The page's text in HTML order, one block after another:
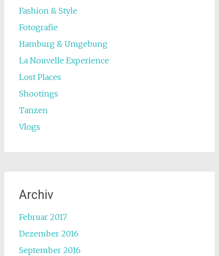
Fashion & Style
Fotografie
Hamburg & Umgebung
La Nouvelle Experience
Lost Places
Shootings
Tanzen
Vlogs
Archiv
Februar 2017
Dezember 2016
September 2016